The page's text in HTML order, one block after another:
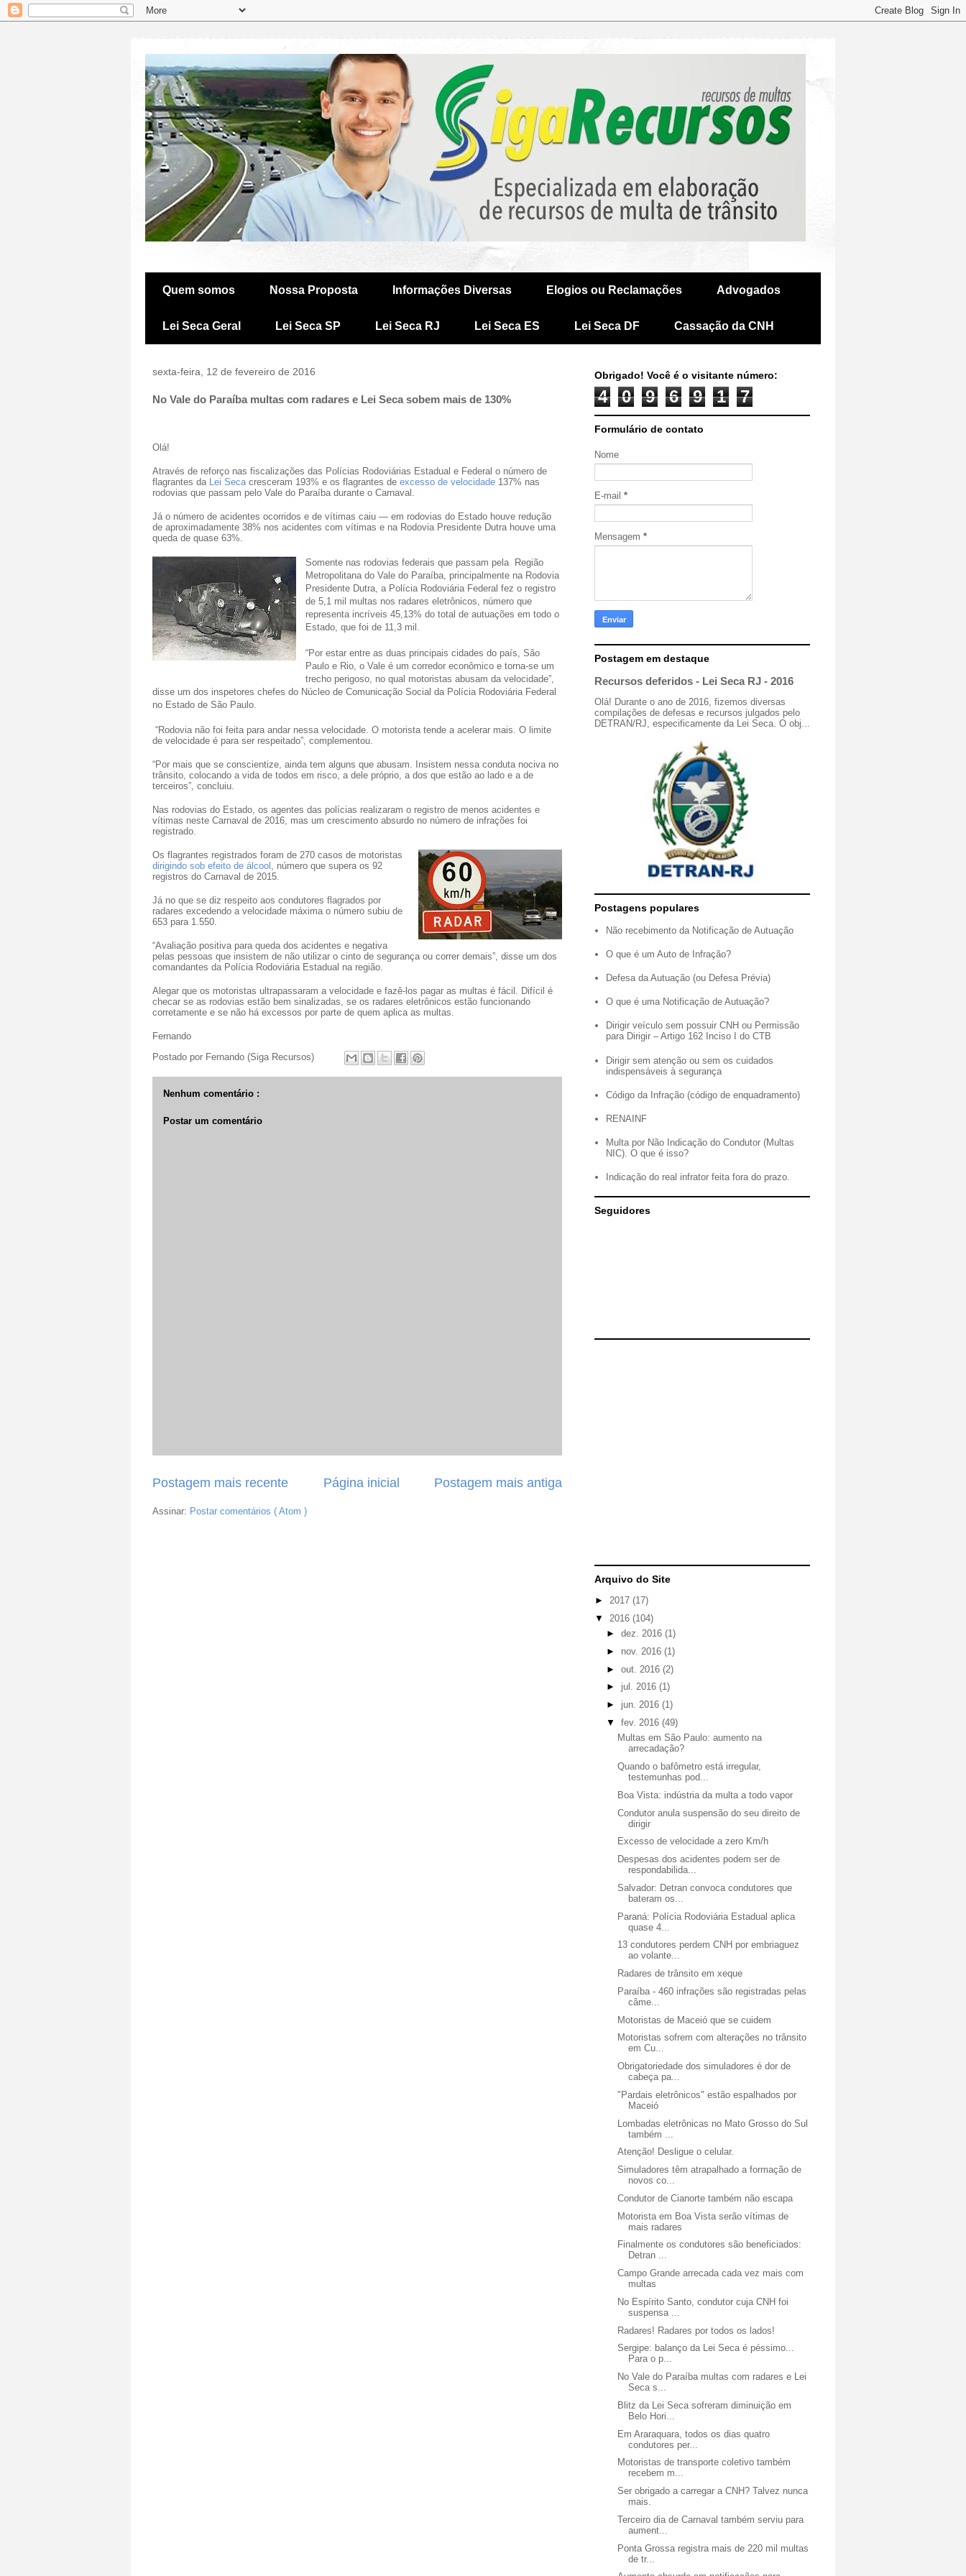
Quem somos Nossa Proposta Informações Diversas Elogios ou Reclamações Advogados
Lei Seca Geral Lei Seca SP Lei Seca RJ Lei Seca ES Lei Seca DF Cassação da CNH
sexta-feira, 12 de fevereiro de 2016
No Vale do Paraíba multas com radares e Lei Seca sobem mais de 130%
Olá!
Através de reforço nas fiscalizações das Polícias Rodoviárias Estadual e Federal o número de
flagrantes da Lei Secacresceram 193% e os flagrantes de excesso de velocidade 137% nas
rodovias que passam pelo Vale do Paraíba durante o Carnaval.
Já o número de acidentes ocorridos e de vítimas caiu — em rodovias do Estado houve redução
de aproximadamente 38% nos acidentes com vítimas e na Rodovia Presidente Dutra houve uma
queda de quase 63%.
Somente nas rodovias federais que passam pela Região
Metropolitana do Vale do Paraíba, principalmente na Rodovia
Presidente Dutra, a Polícia Rodoviária Federal fez o registro
de 5,1 mil multas nos radares eletrônicos, número que
representa incríveis 45,13% do total de autuações em todo o
Estado, que foi de 11,3 mil.
“Por estar entre as duas principais cidades do país, São
Paulo e Rio, o Vale é um corredor econômico e torna-se um
trecho perigoso, no qual motoristas abusam da velocidade”,
disse um dos inspetores chefes do Núcleo de Comunicação Social da Polícia Rodoviária Federal
no Estado de São Paulo.
“Rodovia não foi feita para andar nessa velocidade. O motorista tende a acelerar mais. O limite
de velocidade é para ser respeitado”, complementou.
“Por mais que se conscientize, ainda tem alguns que abusam. Insistem nessa conduta nociva no
trânsito, colocando a vida de todos em risco, a dele próprio, a dos que estão ao lado e a de
terceiros”, concluiu.
Nas rodovias do Estado, os agentes das polícias realizaram o registro de menos acidentes e
vítimas neste Carnaval de 2016, mas um crescimento absurdo no número de infrações foi
registrado.
Os flagrantes registrados foram de 270 casos de motoristas
dirigindo sob efeito de álcool , número que supera os 92
registros do Carnaval de 2015.
Já no que se diz respeito aos condutores flagrados por
radares excedendo a velocidade máxima o número subiu de
653 para 1.550.
“Avaliação positiva para queda dos acidentes e negativa
pelas pessoas que insistem de não utilizar o cinto de segurança ou correr demais”, disse um dos
comandantes da Polícia Rodoviária Estadual na região.
Alegar que os motoristas ultrapassaram a velocidade e fazê-los pagar as multas é fácil. Difícil é
checar se as rodovias estão bem sinalizadas, se os radares eletrônicos estão funcionando
corretamente e se não há excessos por parte de quem aplica as multas.
Fernando
Postado por Fernando (Siga Recursos)
Nenhum comentário :
Postar um comentário
Postagem mais recente Postagem mais antiga
Página inicial
Assinar: Postar comentários ( Atom )
Obrigado! Você é o visitante número:
4 0 9 6 9 1 7
Formulário de contato
Nome
E-mail *
Mensagem *
Postagem em destaque
Recursos deferidos - Lei Seca RJ - 2016
Olá! Durante o ano de 2016, fizemos diversas
compilações de defesas e recursos julgados pelo
DETRAN/RJ, especificamente da Lei Seca. O obj...
Postagens populares
Não recebimento da Notificação de Autuação
O que é um Auto de Infração?
Defesa da Autuação (ou Defesa Prévia)
O que é uma Notificação de Autuação?
Dirigir veículo sem possuir CNH ou Permissão
para Dirigir – Artigo 162 Inciso I do CTB
Dirigir sem atenção ou sem os cuidados
indispensáveis à segurança
Código da Infração (código de enquadramento)
RENAINF
Multa por Não Indicação do Condutor (Multas
NIC). O que é isso?
Indicação do real infrator feita fora do prazo.
Seguidores
Arquivo do Site
► 2017 (17)
▼ 2016 (104)
► dez. 2016 (1)
► nov. 2016 (1)
► out. 2016 (2)
► jul. 2016 (1)
► jun. 2016 (1)
▼ fev. 2016 (49)
Multas em São Paulo: aumento na
arrecadação?
Quando o bafômetro está irregular,
testemunhas pod...
Boa Vista: indústria da multa a todo vapor
Condutor anula suspensão do seu direito de
dirigir
Excesso de velocidade a zero Km/h
Despesas dos acidentes podem ser de
respondabilida...
Salvador: Detran convoca condutores que
bateram os...
Paraná: Polícia Rodoviária Estadual aplica
quase 4...
13 condutores perdem CNH por embriaguez
ao volante...
Radares de trânsito em xeque
Paraíba - 460 infrações são registradas pelas
câme...
Motoristas de Maceió que se cuidem
Motoristas sofrem com alterações no trânsito
em Cu...
Obrigatoriedade dos simuladores é dor de
cabeça pa...
"Pardais eletrônicos" estão espalhados por
Maceió
Lombadas eletrônicas no Mato Grosso do Sul
também ...
Atenção! Desligue o celular.
Simuladores têm atrapalhado a formação de
novos co...
Condutor de Cianorte também não escapa
Motorista em Boa Vista serão vítimas de
mais radares
Finalmente os condutores são beneficiados:
Detran ...
Campo Grande arrecada cada vez mais com
multas
No Espírito Santo, condutor cuja CNH foi
suspensa ...
Radares! Radares por todos os lados!
Sergipe: balanço da Lei Seca é péssimo...
Para o p...
No Vale do Paraíba multas com radares e Lei
Seca s...
Blitz da Lei Seca sofreram diminuição em
Belo Hori...
Em Araraquara, todos os dias quatro
condutores per...
Motoristas de transporte coletivo também
recebem m...
Ser obrigado a carregar a CNH? Talvez nunca
mais.
Terceiro dia de Carnaval também serviu para
aument...
Ponta Grossa registra mais de 220 mil multas
de tr...